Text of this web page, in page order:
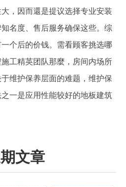
因而還是提议选择专业安装
名度、售后服务确保这些。综
个后的价钱。需看顾客挑选哪
工精英团队那麼，房间内场所
维护保养层面的难题，维护保
一是应用性能较好的地板建筑
文章